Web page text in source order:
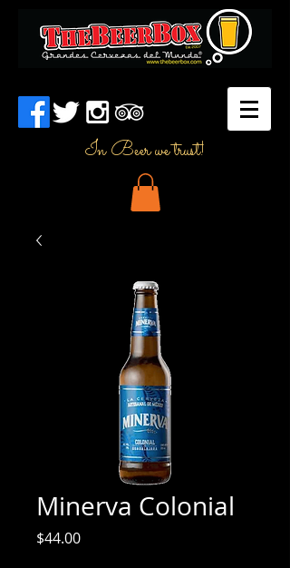
In Beer we trust!
Minerva Colonial
$44.00Precio